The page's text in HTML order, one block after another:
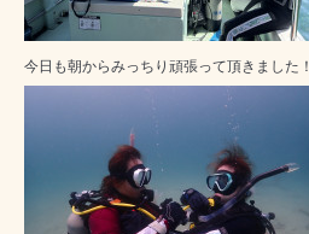
今日も朝からみっちり頑張って頂きました！